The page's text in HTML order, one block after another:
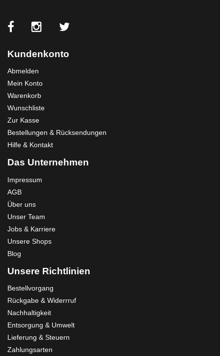
Kundenkonto
Abmelden
Mein Konto
Warenkorb
Wunschliste
Zur Kasse
Bestellungen & Rücksendungen
Hilfe & Kontakt
Das Unternehmen
Impressum
AGB
Über uns
Unser Team
Jobs & Karriere
Unsere Shops
Blog
Unsere Richtlinien
Bestellvorgang
Rückgabe & Widerrruf
Nachhaltigkeit
Entsorgung & Umwelt
Lieferung & Steuern
Zahlungsarten